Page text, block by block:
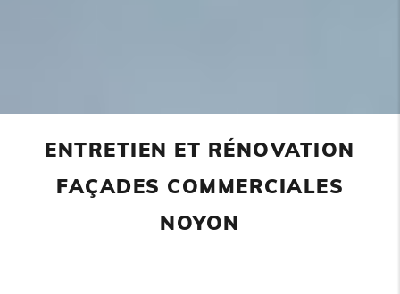
ENTRETIEN ET RÉNOVATION
FAÇADES COMMERCIALES
NOYON